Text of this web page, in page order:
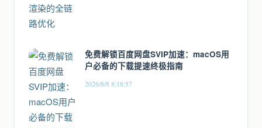
免费解锁百度网盘SVIP加速：macOS用
户必备的下载提速终极指南
2026/8/8 8:18:57